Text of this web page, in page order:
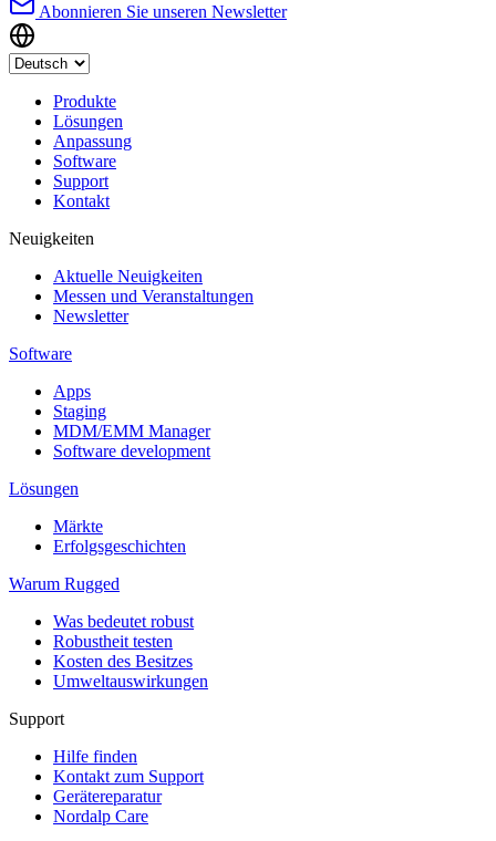
Abonnieren Sie unseren Newsletter
Produkte
Lösungen
Anpassung
Software
Support
Kontakt
Neuigkeiten
Aktuelle Neuigkeiten
Messen und Veranstaltungen
Newsletter
Software
Apps
Staging
MDM/EMM Manager
Software development
Lösungen
Märkte
Erfolgsgeschichten
Warum Rugged
Was bedeutet robust
Robustheit testen
Kosten des Besitzes
Umweltauswirkungen
Support
Hilfe finden
Kontakt zum Support
Gerätereparatur
Nordalp Care